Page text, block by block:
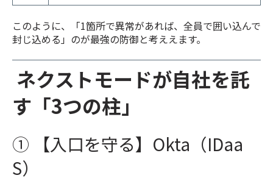
このように、「1箇所で異常があれば、全員で囲い込んで
封じ込める」のが最強の防御と考ええます。
ネクストモードが自社を託
す「3つの柱」
① 【入口を守る】Okta（IDaa
S）